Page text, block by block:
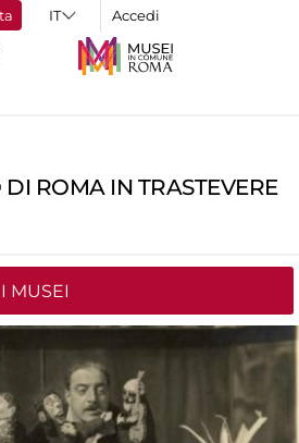
Accedi
DI ROMA IN TRASTEVERE
MUSEI